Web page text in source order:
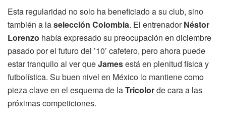
Esta regularidad no solo ha beneficiado a su club, sino
también a laselección Colombia. El entrenadorNéstor
Lorenzo había expresado su preocupación en diciembre
pasado por el futuro del ’10’ cafetero, pero ahora puede
estar tranquilo al ver queJamesestá en plenitud física y
futbolística. Su buen nivel en México lo mantiene como
pieza clave en el esquema de laTricolorde cara a las
próximas competiciones.